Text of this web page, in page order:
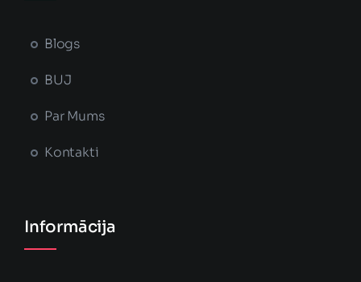
Blogs
BUJ
Par Mums
Kontakti
Informācija